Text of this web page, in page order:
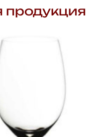
продукция